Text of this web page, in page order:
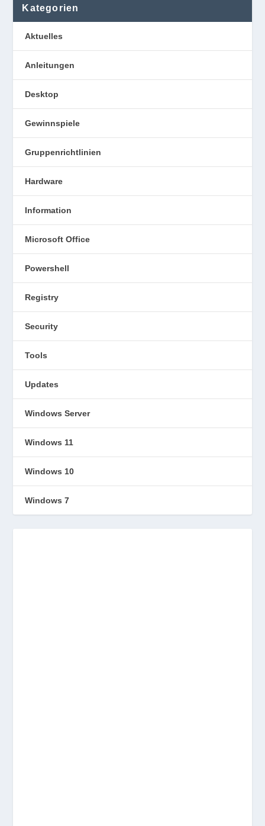
Kategorien
Aktuelles
Anleitungen
Desktop
Gewinnspiele
Gruppenrichtlinien
Hardware
Information
Microsoft Office
Powershell
Registry
Security
Tools
Updates
Windows Server
Windows 11
Windows 10
Windows 7